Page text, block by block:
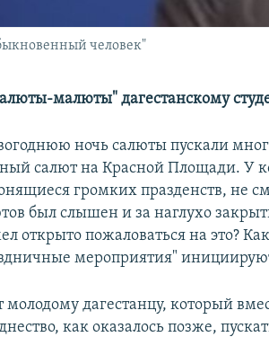
человек"
малюты" дагестанскому
ночь салюты пускали
салют на Красной Площади. У
громких празденств, не
был слышен и за наглухо
открыто пожаловаться на это?
мероприятия"
молодому дагестанцу, который
как оказалось позже,